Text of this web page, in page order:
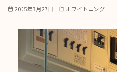
2025年3月27日 ホワイトニング